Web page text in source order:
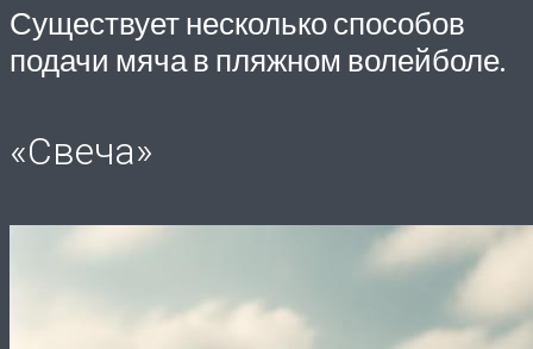
Существует несколько способов
подачи мяча в пляжном волейболе.
«Свеча»